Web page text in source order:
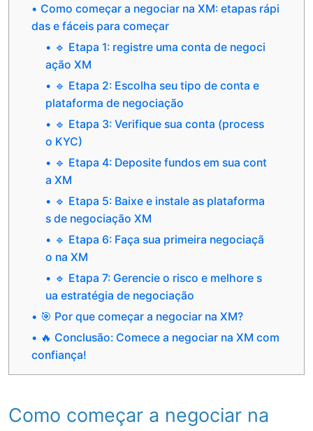
Como começar a negociar na XM: etapas rápi
das e fáceis para começar
🔹 Etapa 1: registre uma conta de negoci
ação XM
🔹 Etapa 2: Escolha seu tipo de conta e
plataforma de negociação
🔹 Etapa 3: Verifique sua conta (process
o KYC)
🔹 Etapa 4: Deposite fundos em sua cont
a XM
🔹 Etapa 5: Baixe e instale as plataforma
s de negociação XM
🔹 Etapa 6: Faça sua primeira negociaçã
o na XM
🔹 Etapa 7: Gerencie o risco e melhore s
ua estratégia de negociação
🎯 Por que começar a negociar na XM?
🔥 Conclusão: Comece a negociar na XM com
confiança!
Como começar a negociar na